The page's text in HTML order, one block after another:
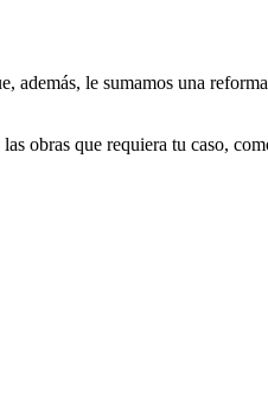
además, le sumamos una
obras que requiera tu caso,